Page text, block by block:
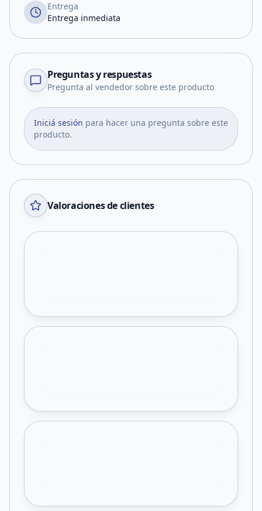
Entrega
Entrega inmediata
Preguntas y respuestas
Pregunta al vendedor sobre este producto
Iniciá sesión para hacer una pregunta sobre este
producto.
Valoraciones de clientes